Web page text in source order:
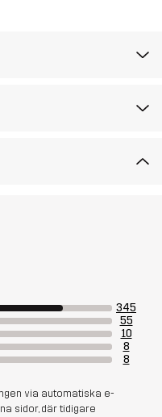
din plånbok, pass eller
ficka perfekt för
vadderad baktill. Explor
345
55
10
8
8
via automatiska e-
sidor, där tidigare